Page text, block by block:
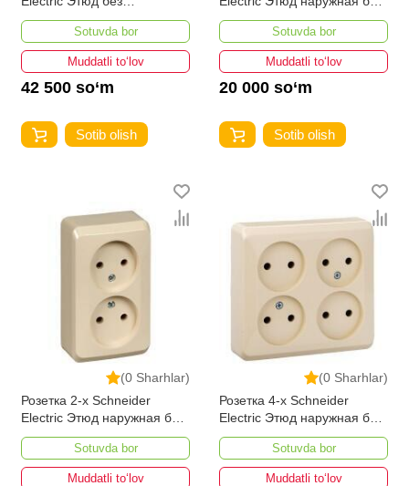
заземления и шторок 16А
250В
Sotuvda bor
Muddatli to‘lov
42 500 so‘m
Sotib olish
заземления и шторок 16А
250В бежеваяSotuvda bor
Muddatli to‘lov
20 000 so‘m
Sotib olish
(0 Sharhlar)
Розетка 2-х Schneider
Electric Этюд наружная без
заземления и шторок 16А
250В бежеваяSotuvda bor
Muddatli to‘lov
(0 Sharhlar)
Розетка 4-х Schneider
Electric Этюд наружная без
заземления и шторок 16А
250В бежеваяSotuvda bor
Muddatli to‘lov